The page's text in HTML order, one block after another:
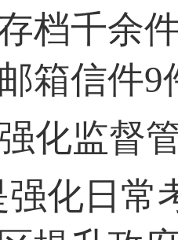
档千余
箱信件9
化监督
强化日常